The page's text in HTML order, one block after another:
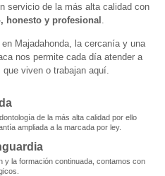
servicio de la más alta calidad con
honesto y profesional
Majadahonda, la cercanía y una
nos permite cada día atender a
viven o trabajan aquí.
de la más alta calidad por ello
ampliada a la marcada por ley.
y la formación continuada, contamos con